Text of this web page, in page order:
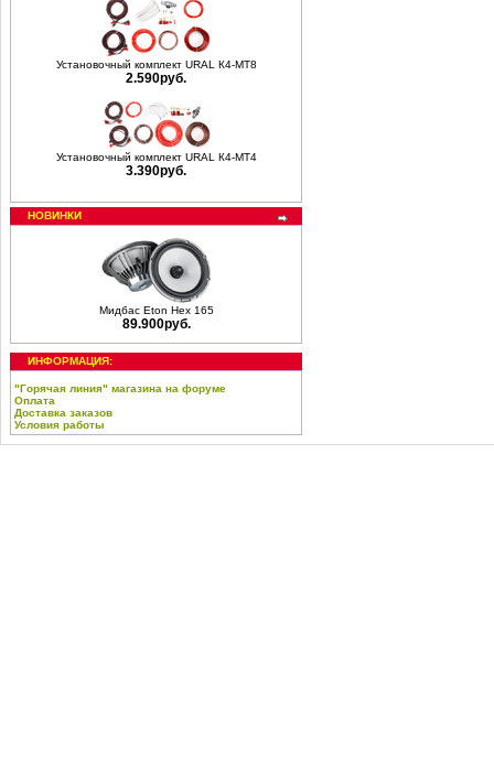
Установочный комплект URAL К4-МТ8
2.590руб.
Установочный комплект URAL К4-МТ4
3.390руб.
НОВИНКИ
Мидбас Eton Hex 165
89.900руб.
ИНФОРМАЦИЯ:
"Горячая линия" магазина на форуме
Оплата
Доставка заказов
Условия работы